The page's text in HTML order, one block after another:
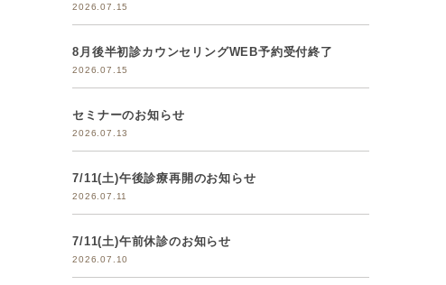
2026.07.15
8月後半初診カウンセリングWEB予約受付終了
2026.07.15
セミナーのお知らせ
2026.07.13
7/11(土)午後診療再開のお知らせ
2026.07.11
7/11(土)午前休診のお知らせ
2026.07.10